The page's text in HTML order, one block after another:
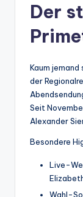
Der
Kaum
der
Seit
Alexander
Besondere
Live-
Wahl-